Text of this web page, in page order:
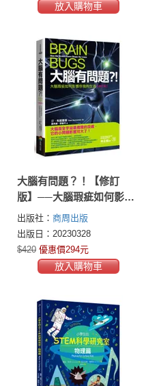
放入購物車
大腦有問題？！【修訂
版】──大腦瑕疵如何影響
你我的生活
出版社： 商周出版
出版日：20230328
$420 優惠價294元
放入購物車